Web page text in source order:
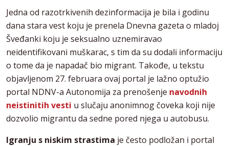
Jedna od razotrkivenih dezinformacija je bila i godinu
dana stara vest koju je prenela Dnevna gazeta o mladoj
Šveđanki koju je seksualno uznemiravao
neidentifikovani muškarac, s tim da su dodali informaciju
o tome da je napadač bio migrant. Takođe, u tekstu
objavljenom 27. februara ovaj portal je lažno optužio
portal NDNV-a Autonomija za prenošenje navodnih
neistinitih vesti u slučaju anonimnog čoveka koji nije
dozvolio migrantu da sedne pored njega u autobusu.
Igranju s niskim strastima je često podložan i portal